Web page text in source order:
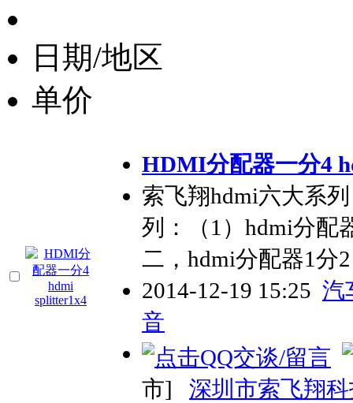
日期/地区
单价
HDMI分配器一分4
索飞翔hdmi六大系
列：（1）hdmi分配
二，hdmi分配器1分
2014-12-19 15:25 汽
音
市] 深圳市索飞翔